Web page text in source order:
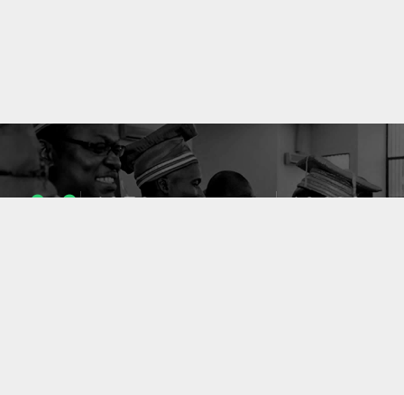
1053 10633